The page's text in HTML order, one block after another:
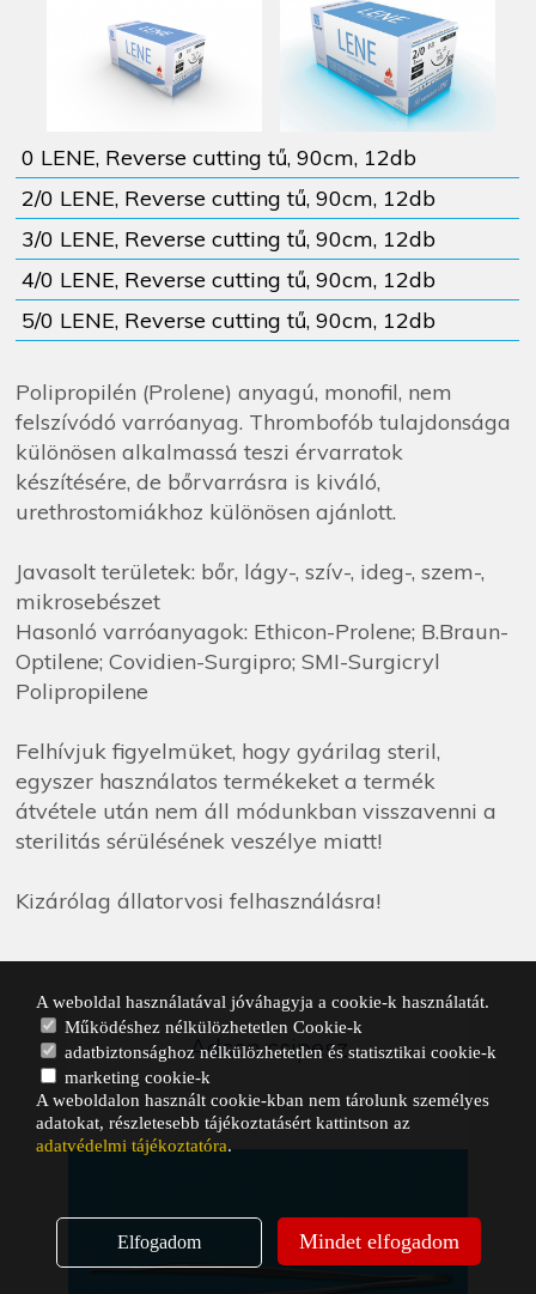
0 LENE, Reverse cutting tű, 90cm, 12db
2/0 LENE, Reverse cutting tű, 90cm, 12db
3/0 LENE, Reverse cutting tű, 90cm, 12db
4/0 LENE, Reverse cutting tű, 90cm, 12db
5/0 LENE, Reverse cutting tű, 90cm, 12db
Polipropilén (Prolene) anyagú, monofil, nem
felszívódó varróanyag. Thrombofób tulajdonsága
különösen alkalmassá teszi érvarratok
készítésére, de bőrvarrásra is kiváló,
urethrostomiákhoz különösen ajánlott.
Javasolt területek: bőr, lágy-, szív-, ideg-, szem-,
mikrosebészet
Hasonló varróanyagok: Ethicon-Prolene; B.Braun-
Optilene; Covidien-Surgipro; SMI-Surgicryl
Polipropilene
Felhívjuk figyelmüket, hogy gyárilag steril,
egyszer használatos termékeket a termék
átvétele után nem áll módunkban visszavenni a
sterilitás sérülésének veszélye miatt!
Kizárólag állatorvosi felhasználásra!
Adson csipesz
A weboldal használatával jóváhagyja a cookie-k használatát.
Működéshez nélkülözhetetlen Cookie-k
adatbiztonsághoz nélkülözhetetlen és statisztikai cookie-k
marketing cookie-k
A weboldalon használt cookie-kban nem tárolunk személyes
adatokat, részletesebb tájékoztatásért kattintson az
adatvédelmi tájékoztatóra.
Elfogadom Mindet elfogadom